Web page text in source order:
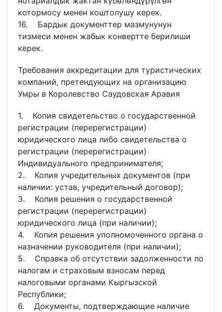
котормосу менен коштолушу керек.
16. Бардык документтер мазмунунун
тизмеси менен жабык конвертте берилиши
керек.
Требования аккредитации для туристических
компаний, претендующих на организацию
Умры в Королевство Саудовская Аравия
1. Копия свидетельство о государственной
регистрации (перерегистрации)
юридического лица либо свидетельства о
регистрации (перерегистрации)
Индивидуального предпринимателя;
2. Копия учредительных документов (при
наличии: устав, учредительный договор);
3. Копия решения о государственной
регистрации (перерегистрации)
юридического лица (при наличии);
4. Копия решения уполномоченного органа о
назначении руководителя (при наличии);
5. Справка об отсутствии задолженности по
налогам и страховым взносам перед
налоговыми органами Кыргызской
Республики;
6. Документы, подтверждающие наличие